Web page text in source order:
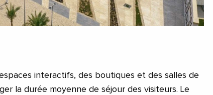
interactifs, des boutiques et des salles de
la durée moyenne de séjour des visiteurs. Le